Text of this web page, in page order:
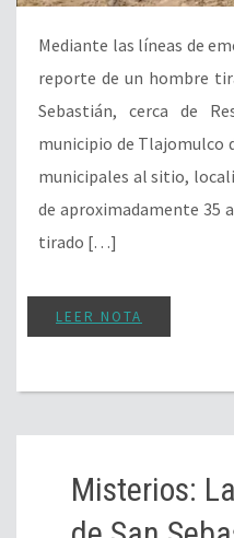
Mediante las líneas de
reporte de un hombre
Sebastián, cerca de
municipio de Tlajomulco
municipales al sitio,
de aproximadamente 35
tirado […]
LEER NOTA
Misterios: